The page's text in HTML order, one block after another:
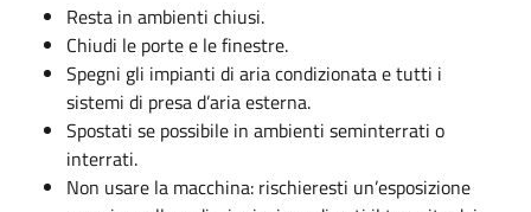
Resta in ambienti chiusi.
Chiudi le porte e le finestre.
Spegni gli impianti di aria condizionata e tutti i
sistemi di presa d’aria esterna.
Spostati se possibile in ambienti seminterrati o
interrati.
Non usare la macchina: rischieresti un’esposizione